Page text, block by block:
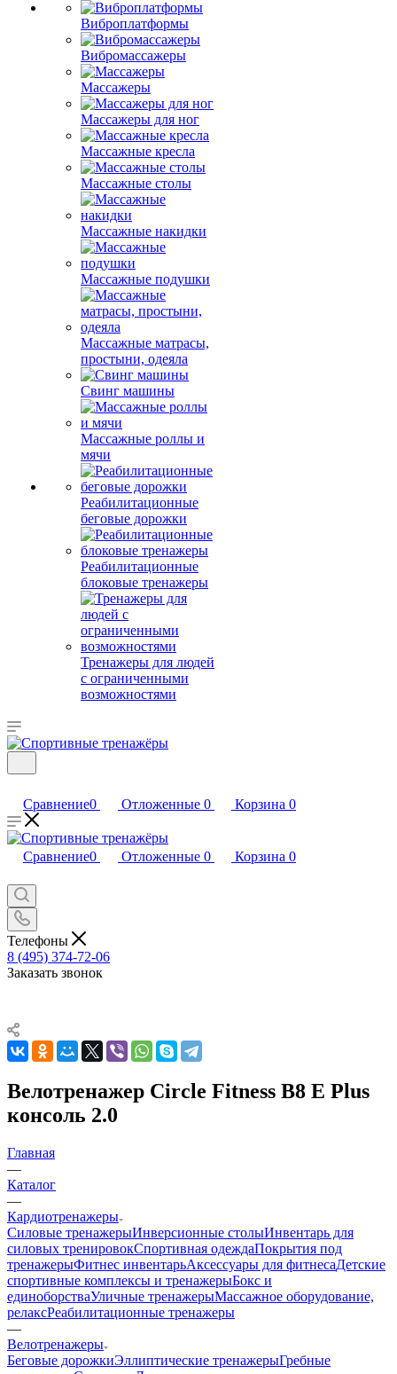
Виброплатформы
Вибромассажеры
Массажеры
Массажеры для ног
Массажные кресла
Массажные столы
Массажные накидки
Массажные подушки
Массажные матрасы,
простыни, одеяла
Свинг машины
Массажные роллы и
мячи
Реабилитационные
беговые дорожки
Реабилитационные
блоковые тренажеры
Тренажеры для людей
с ограниченными
возможностями
Сравнение0 Отложенные 0 Корзина 0
Сравнение0 Отложенные 0 Корзина 0
Телефоны
8 (495) 374-72-06
Заказать звонок
Велотренажер Circle Fitness B8 E Plus
консоль 2.0
Главная
—
Каталог
—
Кардиотренажеры
Силовые тренажерыИнверсионные столыИнвентарь для
силовых тренировокСпортивная одеждаПокрытия под
тренажерыФитнес инвентарьАксессуары для фитнесаДетские
спортивные комплексы и тренажерыБокс и
единоборстваУличные тренажерыМассажное оборудование,
релаксРеабилитационные тренажеры
—
Велотренажеры
Беговые дорожкиЭллиптические тренажерыГребные